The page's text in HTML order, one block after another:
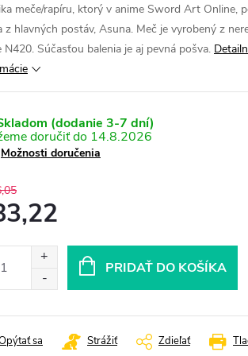
meče/rapíru, ktorý v anime Sword Art Online,
z hlavných postáv, Asuna. Meč je vyrobený z
N420. Súčasťou balenia je aj pevná pošva.
(dodanie 3-7 dní)
14.8.2026
Možnosti doručenia
PRIDAŤ DO KOŠÍKA
sa Strážiť Zdieľať